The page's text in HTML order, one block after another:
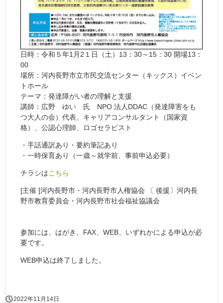
日時：令和５年1月2１日（土）13：30～15：30 開場13：
00
場所：河内長野市立市民交流センター（キックス）イベン
トホール
テーマ：発達障がい者の理解と支援
講師：広野 ゆい 氏 NPO 法人DDAC（発達障害をも
つ大人の会）代表、キャリアコンサルタント（国家資
格）、公認心理師、ロゴセラピスト
・手話通訳あり・要約筆記あり
・一時保育あり（一歳～就学前、事前申込必要）
チラシはこちら
[主催 ]河内長野市・河内長野市人権協会 〔 後援〕河内長
野市教育委員会・河内長野市社会福祉協議会
参加には、はがき、FAX、WEB、いずれかによる申込が必
要です。
WEB申込は終了しました。
2022年11月14日